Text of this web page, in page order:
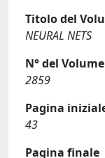
Titolo del
NEURAL NETS
N° del Volume
2859
Pagina
43
Pagina finale